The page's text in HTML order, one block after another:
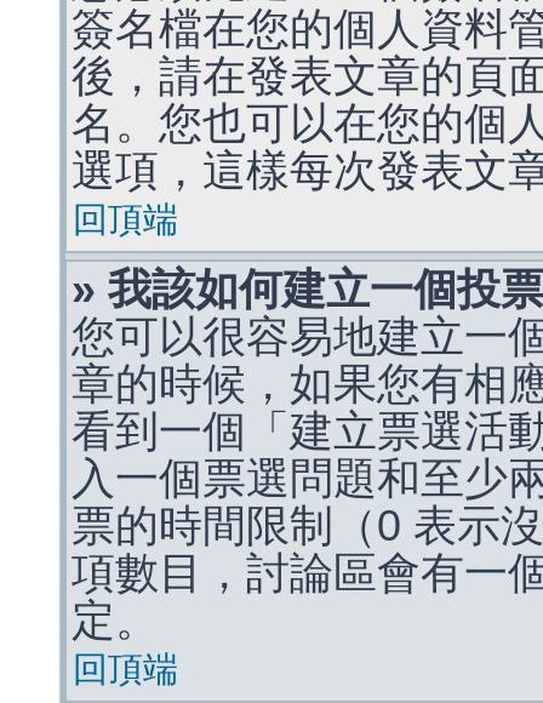
簽名檔在您的個人資料
後，請在發表文章的頁
名。您也可以在您的個
選項，這樣每次發表文
回頂端
» 我該如何建立一個投
您可以很容易地建立一
章的時候，如果您有相
看到一個「建立票選活
入一個票選問題和至少
票的時間限制（0 表示
項數目，討論區會有一
定。
回頂端